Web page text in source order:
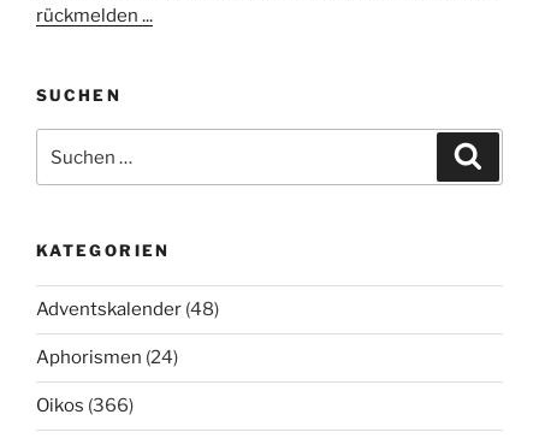
rückmelden ...
SUCHEN
nach:
KATEGORIEN
Adventskalender (48)
Aphorismen (24)
Oikos (366)